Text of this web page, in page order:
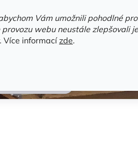
Vám umožnili pohodlné
webu neustále zlepšovali
Více informacízde.